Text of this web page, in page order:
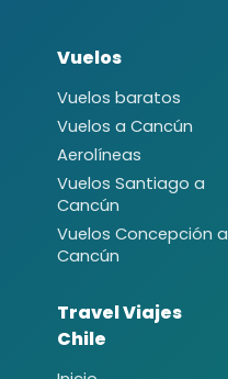
Vuelos
Vuelos baratos
Vuelos a Cancún
Aerolíneas
Vuelos Santiago a
Cancún
Vuelos Concepción a
Cancún
Travel Viajes
Chile